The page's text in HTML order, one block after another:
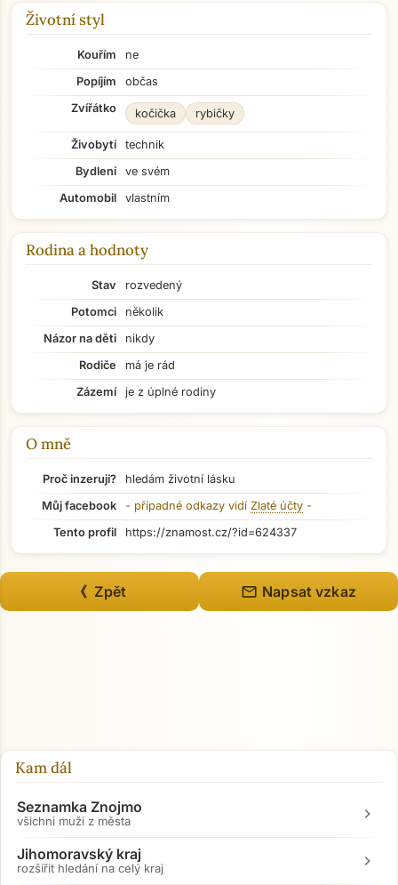
Přejít na hlavní obsah
Životní styl
Kouřím
ne
Popíjím
občas
Zvířátko
kočička rybičky
Živobytí
technik
Bydlení
ve svém
Automobil
vlastním
Rodina a hodnoty
Stav
rozvedený
Potomci
několik
Názor na děti
nikdy
Rodiče
má je rád
Zázemí
je z úplné rodiny
O mně
Proč inzeruji?
hledám životní lásku
Můj facebook
- případné odkazy vidí Zlaté účty -
Tento profil
https://znamost.cz/?id=624337
《 Zpět mail Napsat vzkaz
Kam dál
Seznamka Znojmo
všichni muži z města chevron_right
Jihomoravský kraj
rozšířit hledání na celý kraj chevron_right